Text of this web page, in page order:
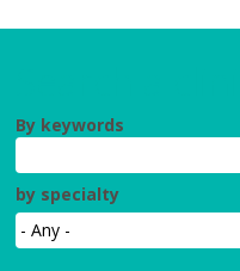
By keywords
by specialty